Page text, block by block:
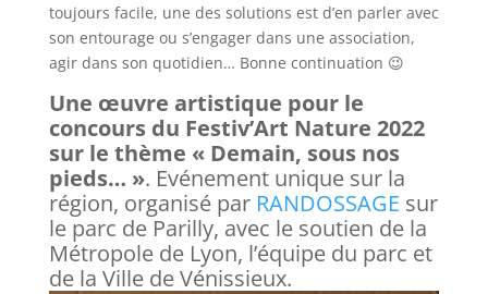
toujours facile, une des solutions est d’en parler avec
son entourage ou s’engager dans une association,
agir dans son quotidien… Bonne continuation 😉
Une œuvre artistique pour le
concours du Festiv’Art Nature 2022
sur le thème « Demain, sous nos
pieds… ». Evénement unique sur la
région, organisé par RANDOSSAGE sur
le parc de Parilly, avec le soutien de la
Métropole de Lyon, l’équipe du parc et
de la Ville de Vénissieux.